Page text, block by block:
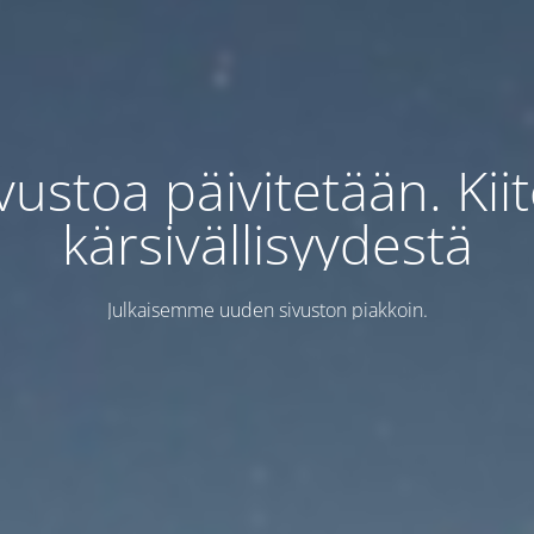
päivitetään.
kärsivällisyydestä
Julkaisemme uuden sivuston piakkoin.